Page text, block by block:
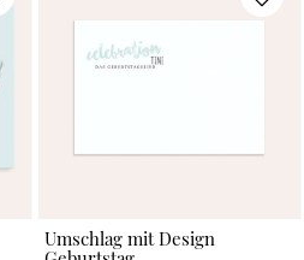
Umschlag mit Design